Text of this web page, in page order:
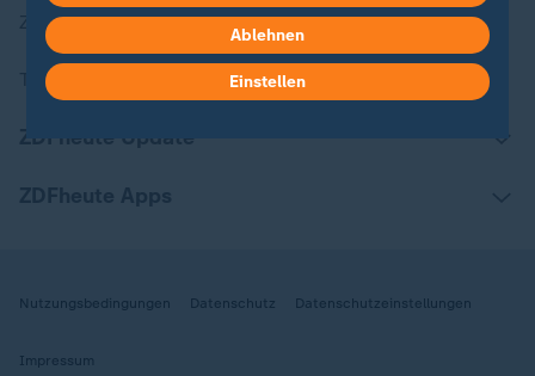
ZDFheute Stories
Themen im Überblick
ZDFheute Update
Nutzungsbedingungen Datenschutz Datenschutzeinstellungen
Impressum
Ablehnen
Einstellen